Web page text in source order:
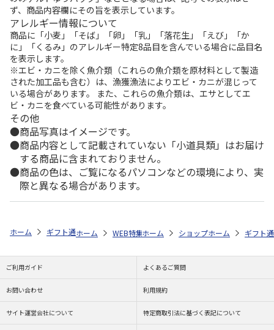
ず、商品内容欄にその旨を表示しています。
アレルギー情報について
商品に「小麦」「そば」「卵」「乳」「落花生」「えび」「か
に」「くるみ」のアレルギー特定8品目を含んでいる場合に品目名
を表示します。
※エビ・カニを除く魚介類（これらの魚介類を原材料として製造
された加工品も含む）は、漁獲漁法によりエビ・カニが混じって
いる場合があります。 また、これらの魚介類は、エサとしてエ
ビ・カニを食べている可能性があります。
その他
商品写真はイメージです。
商品内容として記載されていない「小道具類」はお届け
する商品に含まれておりません。
商品の色は、ご覧になるパソコンなどの環境により、実
際と異なる場合があります。
ホーム ギフト通販 商品ジャンル カタログギフト MEIDI-YA（明
ホーム WEB特集 非食品 選べるカタログギフト
ホーム ショップ一覧 株式会社
ホーム ギフト
ご利用ガイド よくあるご質問
お問い合わせ 利用規約
サイト運営会社について 特定商取引法に基づく表記について